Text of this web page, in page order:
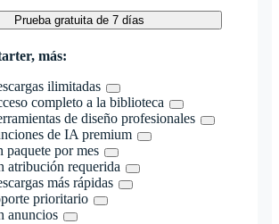
Prueba gratuita de 7 días
más:
ilimitadas
completo a la biblioteca
de diseño profesionales
de IA premium
paquete por mes
atribución requerida
más rápidas
prioritario
anuncios